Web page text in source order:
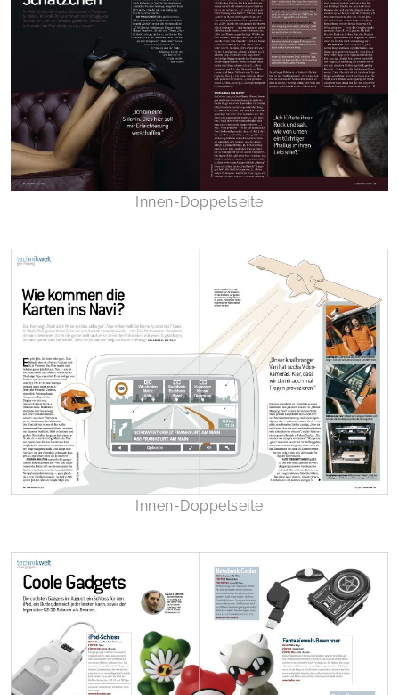
Innen-Doppelseite
Innen-Doppelseite